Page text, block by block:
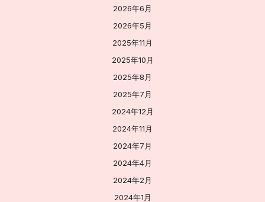
2026年6月
2026年5月
2025年11月
2025年10月
2025年8月
2025年7月
2024年12月
2024年11月
2024年7月
2024年4月
2024年2月
2024年1月